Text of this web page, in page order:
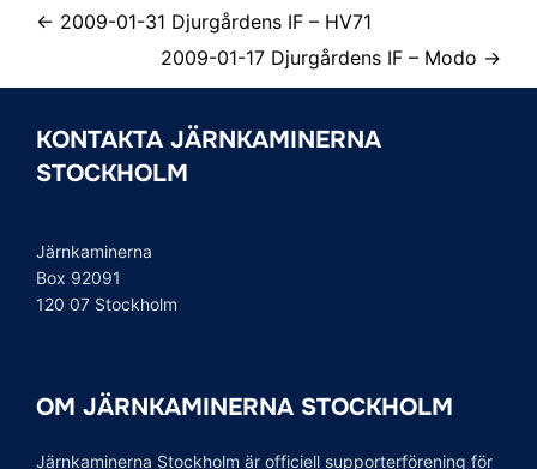
← 2009-01-31 Djurgårdens IF – HV71
2009-01-17 Djurgårdens IF – Modo →
KONTAKTA JÄRNKAMINERNA
STOCKHOLM
Järnkaminerna
Box 92091
120 07 Stockholm
OM JÄRNKAMINERNA STOCKHOLM
Järnkaminerna Stockholm är officiell supporterförening för